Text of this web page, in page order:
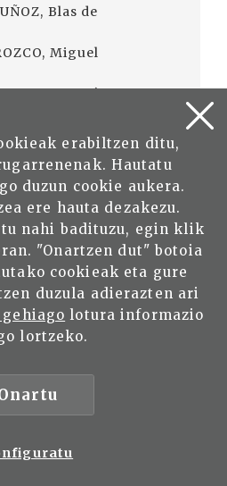
Blas de
Miguel
AYALA, Ramón
Benito
ARTOLA, Juan
Indalecio
VALDÉS, Darío de
Fernando de los
Alberto
ANSA, Carlos
erabiltzen ditu,
Hautatu
duzun cookie aukera.
ere hauta dezakezu.
nahi badituzu, egin klik
"Onartzen dut" botoia
cookieak eta gure
duzula adierazten ari
lotura informazio
lortzeko.